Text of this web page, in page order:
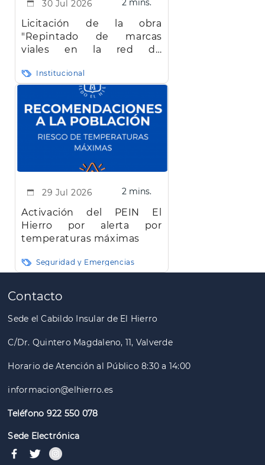
30 Jul 2026 2 mins.
Licitación de la obra
"Repintado de marcas
viales en la red de
Hierro"
Institucional
29 Jul 2026 2 mins.
Activación del PEIN El
Hierro por alerta por
temperaturas máximas
Seguridad y Emergencias
Paginación
Contacto
Sede el Cabildo Insular de El Hierro
C/Dr. Quintero Magdaleno, 11, Valverde
Horario de Atención al Público 8:30 a 14:00
informacion@elhierro.es
Teléfono 922 550 078
Sede Electrónica